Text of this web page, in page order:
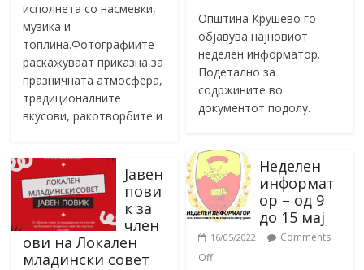
исполнета со насмевки,
музика и
топлина.Фотографиите
раскажуваат приказна за
празничната атмосфера,
традиционалните
вкусови, ракотворбите и
Јавен
пови
к за
член
ови на Локален
младински совет
Општина Крушево го
објавува најновиот
неделен информатор.
Подетално за
содржините во
документот подолу.
Неделен
информат
ор – од 9
до 15 мај
16/05/2022
Comments
Off